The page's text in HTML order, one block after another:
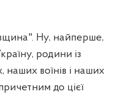
Ну, найперше,
родини із
воїнів і наших
до цієї